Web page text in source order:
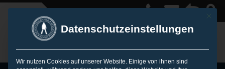
Mit
Datenschutzeinstellungen
Wir nutzen Cookies auf unserer Website. Einige von ihnen sind